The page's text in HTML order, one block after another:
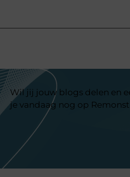
Wil jij jouw blogs delen en
je vandaag nog op